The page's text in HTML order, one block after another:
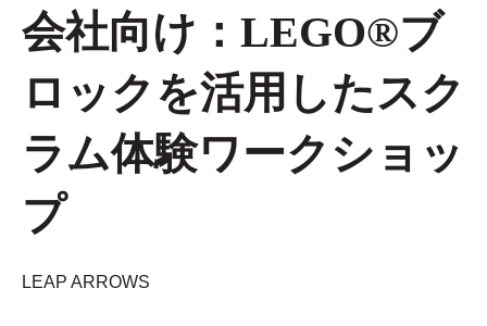
会社向け：LEGO®ブ
ロックを活用したスク
ラム体験ワークショッ
プ
LEAP ARROWS